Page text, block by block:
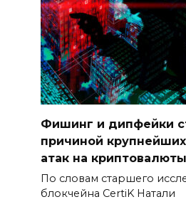
Фишинг и дипфейки
причиной крупнейших
атак на
По словам старшего
блокчейна CertiK Натали